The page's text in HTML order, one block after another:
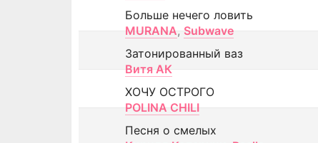
Больше нечего ловить
MURANA, Subwave
Затонированный ваз
Витя АК
ХОЧУ ОСТРОГО
POLINA CHILI
Песня о смелых